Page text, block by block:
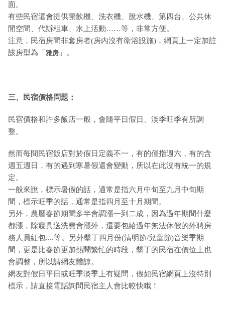
面。
有些民宿還會提供開飲機、洗衣機、脫水機、第四台、公共休
閒空間、代辦租車、水上活動……等，非常方便。
注意，民宿房間非套房者(房內沒有衛浴設施)，網頁上一定加註
該房型為「 雅房 」。
三、民宿價格問題：
民宿價格和許多飯店一般，會隨平日假日、淡季旺季有所調
整。
然而每間民宿飯店對於假日定義不一，有的僅指週六，有的含
週五週日，有的遇到寒暑假還會變動，所以在此沒有統一的規
定。
一般來說，標示暑假的話，通常是指六月中旬至九月中旬期
間，標示旺季的話，通常是指四月至十月期間。
另外，農曆春節期間多半會調漲一到二成，因為過年期間什麼
都漲，除寢具送洗費會漲外，還要包給過年無法休假的外聘房
務人員紅包....等。另外墾丁四月份(清明節/兒童節)音樂季期
間，更是比春節更加熱鬧繁忙的時段，墾丁的民宿在價位上也
會調整，所以請網友體諒。
網友對假日平日或旺季淡季上有疑問，假如民宿網頁上沒特別
標示，請直接電話詢問民宿主人會比較快哦！